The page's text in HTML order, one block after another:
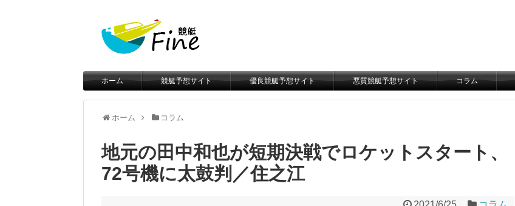
ホーム 競艇予想サイト 優良競艇予想サイト 悪質競艇予想サイト コラム
ホーム コラム
地元の田中和也が短期決戦でロケットスタート、
72号機に太鼓判／住之江